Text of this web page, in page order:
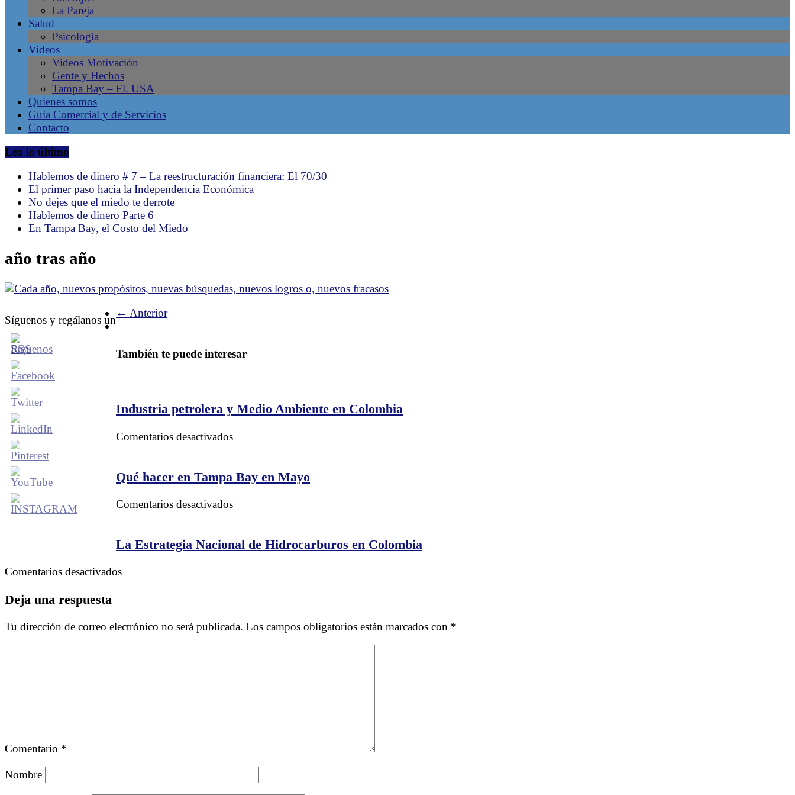
Tampa
Negocios
Latinos,
Revista
la
comunidad
hispana
Tampa,
Florida.
Emprendimiento
Latino.
La Pareja
Salud
Psicología
Videos
Videos Motivación
Gente y Hechos
Tampa Bay – Fl. USA
Quienes somos
Guía Comercial y de Servicios
Contacto
Lea lo último
Hablemos de dinero # 7 – La reestructuración financiera: El 70/30
El primer paso hacia la Independencia Económica
No dejes que el miedo te derrote
Hablemos de dinero Parte 6
En Tampa Bay, el Costo del Miedo
año tras año
Síguenos y regálanos un
← Anterior
También te puede interesar
Industria petrolera y Medio Ambiente en Colombia
Comentarios desactivadosen
y
Medio
Qué hacer en Tampa Bay en Mayo
Comentarios desactivadosen
en
La Estrategia Nacional de Hidrocarburos en Colombia
Comentarios desactivadosen
de
en
Deja una respuesta
Tu dirección de correo electrónico no será publicada. Los campos obligatorios están marcados con *
Comentario *
Nombre